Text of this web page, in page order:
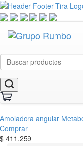
Amoladora angular
Comprar
$ 411.259